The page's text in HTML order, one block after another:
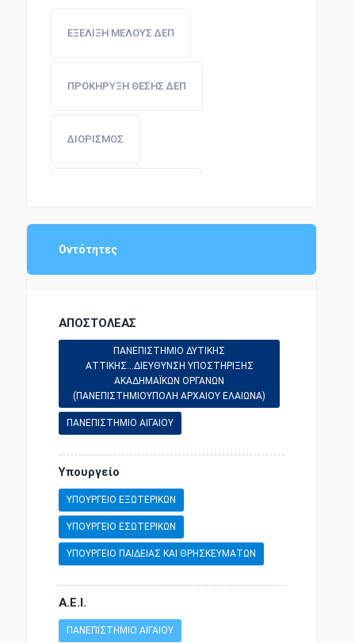
ΕΞΕΛΙΞΗ ΜΕΛΟΥΣ ΔΕΠ
ΠΡΟΚΗΡΥΞΗ ΘΕΣΗΣ ΔΕΠ
ΔΙΟΡΙΣΜΟΣ
ΠΡΟΑΓΩΓΕΣ/ΕΞΕΛΙΞΕΙΣ
Οντότητες
ΑΠΟΣΤΟΛΕΑΣ
ΠΑΝΕΠΙΣΤΗΜΙΟ ΔΥΤΙΚΗΣ
ΑΤΤΙΚΗΣ...ΔΙΕΥΘΥΝΣΗ ΥΠΟΣΤΗΡΙΞΗΣ
ΑΚΑΔΗΜΑΪΚΩΝ ΟΡΓΑΝΩΝ
(ΠΑΝΕΠΙΣΤΗΜΙΟΥΠΟΛΗ ΑΡΧΑΙΟΥ ΕΛΑΙΩΝΑ)
ΠΑΝΕΠΙΣΤΗΜΙΟ ΑΙΓΑΙΟΥ
Υπουργείο
ΥΠΟΥΡΓΕΙΟ ΕΞΩΤΕΡΙΚΩΝ
ΥΠΟΥΡΓΕΙΟ ΕΣΩΤΕΡΙΚΩΝ
ΥΠΟΥΡΓΕΙΟ ΠΑΙΔΕΙΑΣ ΚΑΙ ΘΡΗΣΚΕΥΜΑΤΩΝ
Α.Ε.Ι.
ΠΑΝΕΠΙΣΤΗΜΙΟ ΑΙΓΑΙΟΥ